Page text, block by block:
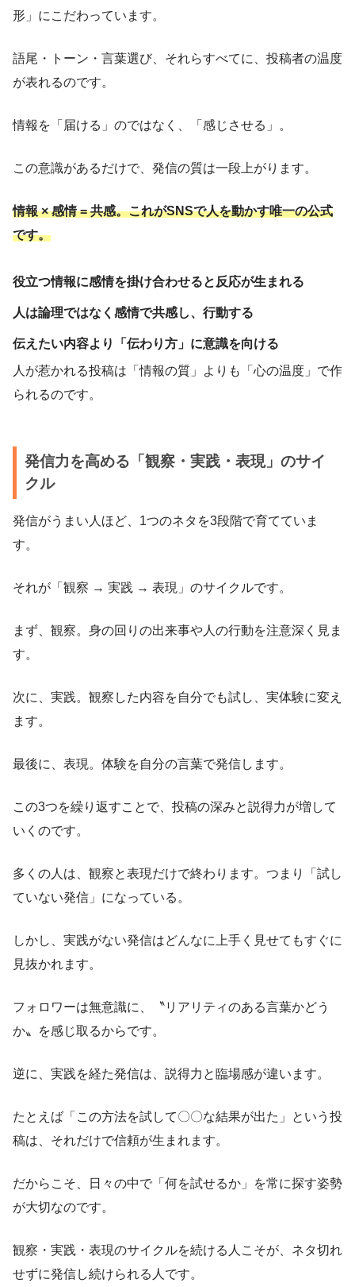
形」にこだわっています。
語尾・トーン・言葉選び、それらすべてに、投稿者の温度
が表れるのです。
情報を「届ける」のではなく、「感じさせる」。
この意識があるだけで、発信の質は一段上がります。
情報 × 感情 = 共感。これがSNSで人を動かす唯一の公式
です。
役立つ情報に感情を掛け合わせると反応が生まれる
人は論理ではなく感情で共感し、行動する
伝えたい内容より「伝わり方」に意識を向ける
人が惹かれる投稿は「情報の質」よりも「心の温度」で作
られるのです。
発信力を高める「観察・実践・表現」のサイ
クル
発信がうまい人ほど、1つのネタを3段階で育てていま
す。
それが「観察 → 実践 → 表現」のサイクルです。
まず、観察。身の回りの出来事や人の行動を注意深く見ま
す。
次に、実践。観察した内容を自分でも試し、実体験に変え
ます。
最後に、表現。体験を自分の言葉で発信します。
この3つを繰り返すことで、投稿の深みと説得力が増して
いくのです。
多くの人は、観察と表現だけで終わります。つまり「試し
ていない発信」になっている。
しかし、実践がない発信はどんなに上手く見せてもすぐに
見抜かれます。
フォロワーは無意識に、〝リアリティのある言葉かどう
か〟を感じ取るからです。
逆に、実践を経た発信は、説得力と臨場感が違います。
たとえば「この方法を試して〇〇な結果が出た」という投
稿は、それだけで信頼が生まれます。
だからこそ、日々の中で「何を試せるか」を常に探す姿勢
が大切なのです。
観察・実践・表現のサイクルを続ける人こそが、ネタ切れ
せずに発信し続けられる人です。